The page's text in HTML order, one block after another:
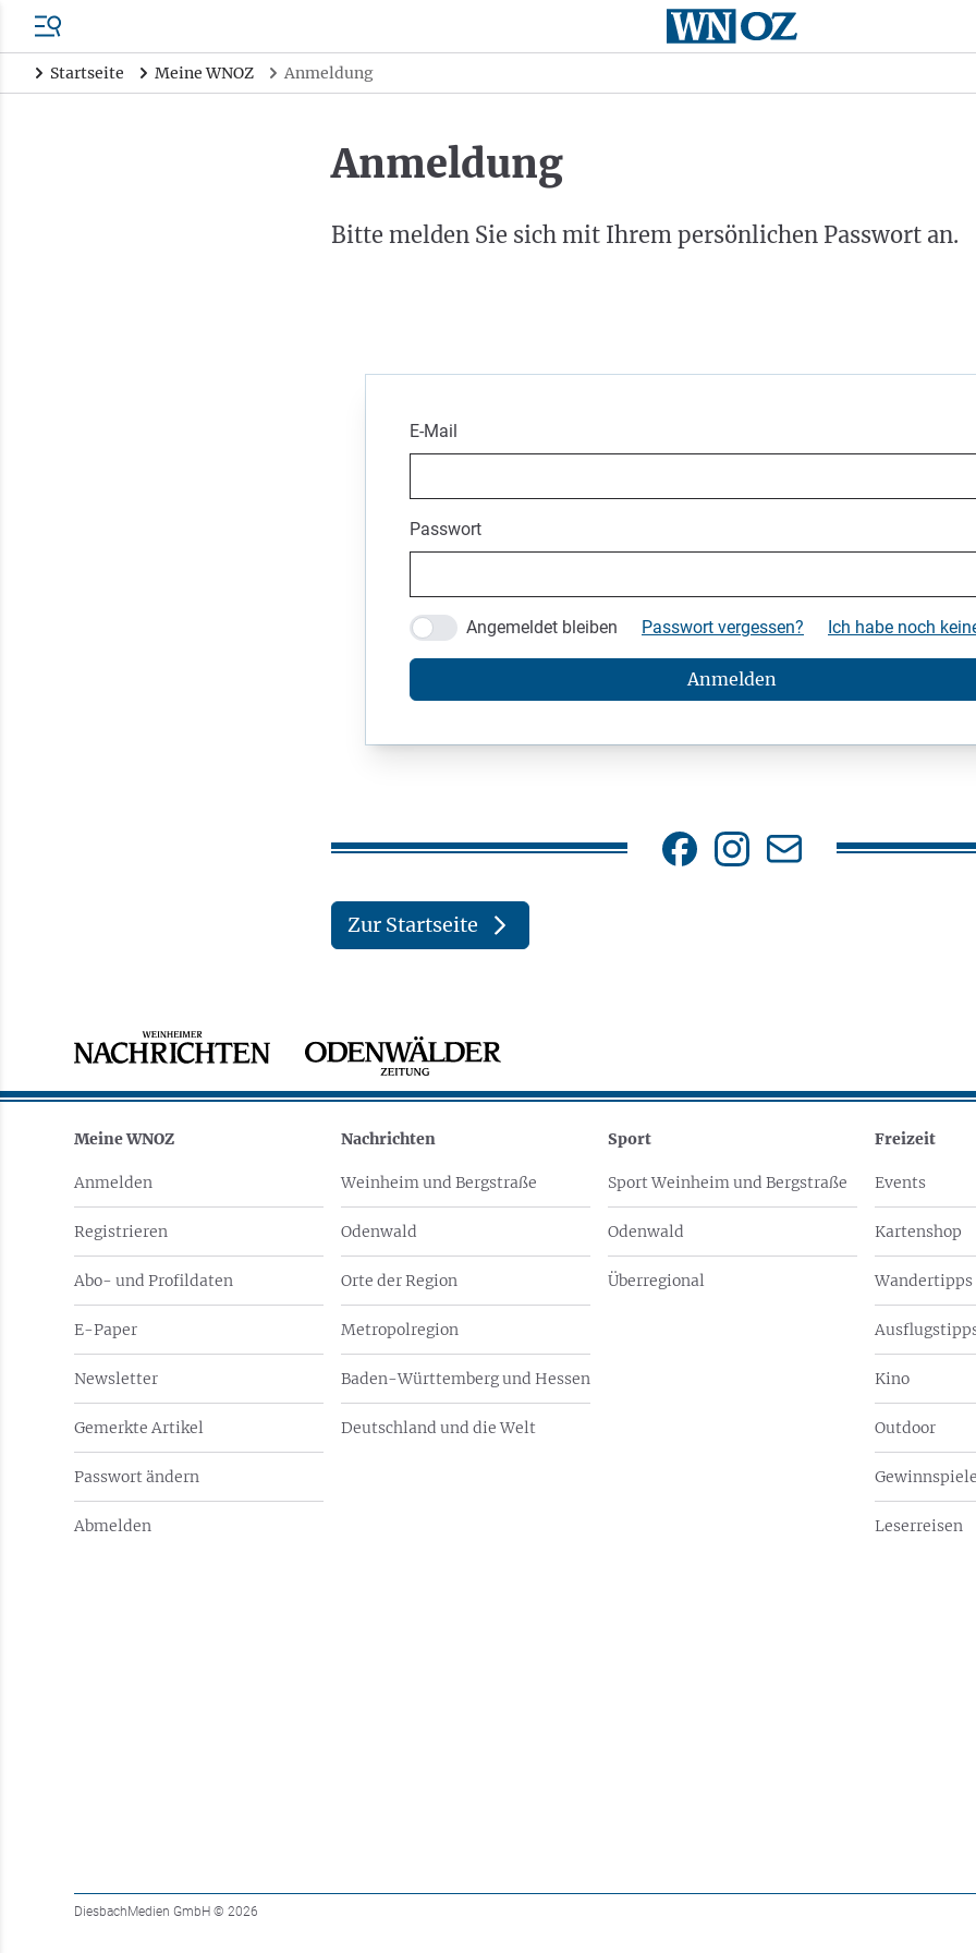
Startseite Meine WNOZ Anmeldung
Anmeldung
Bitte melden Sie sich mit Ihrem persönlichen Passwort an.
E-Mail
Passwort
Angemeldet bleiben Passwort vergessen? Ich habe noch
Anmelden
Zur Startseite
Meine WNOZ
Anmelden
Registrieren
Abo- und Profildaten
E-Paper
Newsletter
Gemerkte Artikel
Passwort ändern
Abmelden
Nachrichten
Weinheim und Bergstraße
Odenwald
Orte der Region
Metropolregion
Baden-Württemberg und Hessen
Deutschland und die Welt
Sport
Sport Weinheim und Bergstraße
Odenwald
Überregional
Freizeit
Events
Kartenshop
Wandertipps
Kino
Outdoor
Gewinnspiele
Leserreisen
DiesbachMedien GmbH © 2026